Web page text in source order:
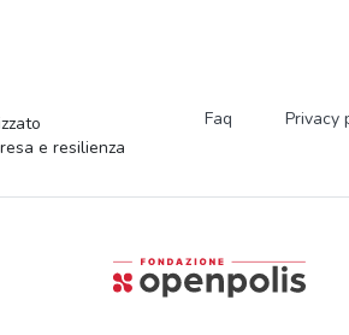
e resilienza
Faq Privacy